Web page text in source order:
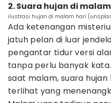
2. Suara hujan di
ilustrasi hujan di malam hari
Ada ketenangan
jatuh pelan di luar
pengantar tidur versi
tanpa perlu banyak
saat malam, suara
terlihat yang